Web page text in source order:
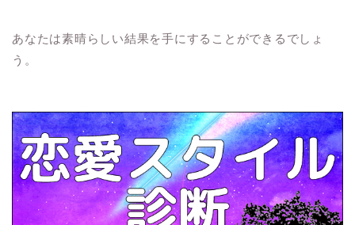
あなたは素晴らしい結果を手にすることができるでしょ
う。